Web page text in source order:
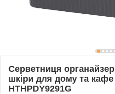
Серветниця
шкіри для дому та кафе
HTHPDY9291G